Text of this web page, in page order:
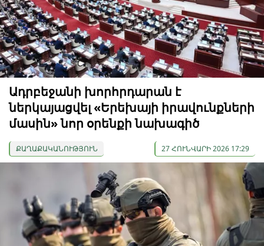
Ադրբեջանի խորհրդարան է
ներկայացվել «Երեխայի իրավունքների
մասին» նոր օրենքի նախագիծ
ՔԱՂԱՔԱԿԱՆՈՒԹՅՈՒՆ 27 ՀՈՒՆՎԱՐԻ 2026 17:29